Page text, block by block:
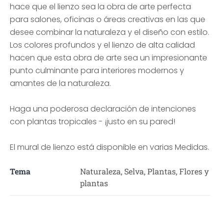
hace que el lienzo sea la obra de arte perfecta
para salones, oficinas o áreas creativas en las que
desee combinar la naturaleza y el diseño con estilo.
Los colores profundos y el lienzo de alta calidad
hacen que esta obra de arte sea un impresionante
punto culminante para interiores modernos y
amantes de la naturaleza.
Haga una poderosa declaración de intenciones
con plantas tropicales - ¡justo en su pared!
El mural de lienzo está disponible en varias Medidas.
Tema
Naturaleza, Selva, Plantas, Flores y
plantas